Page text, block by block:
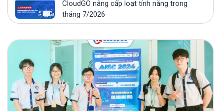
CloudGO nâng cấp loạt tính năng trong
tháng 7/2026
31/07/2026
Growth On Zalo 2026 khép lại: CloudGO
đồng hành trong vai trò Nhà tài trợ Bạc
28/07/2026
CloudGO đồng hành cùng Growth On Zalo
2026 với vai trò Nhà tài trợ Bạc